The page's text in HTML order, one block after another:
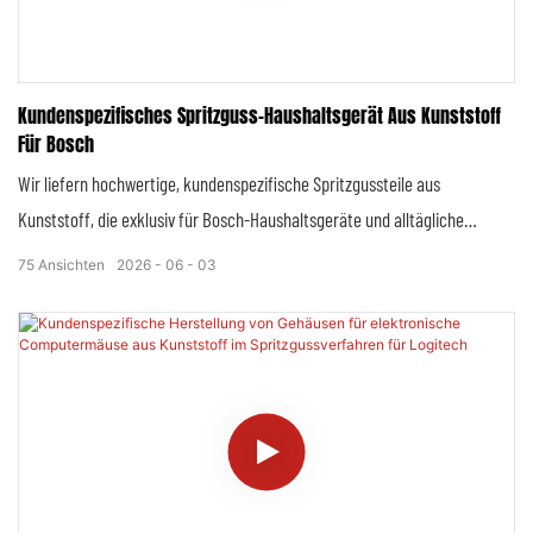
Kundenspezifisches Spritzguss-Haushaltsgerät Aus Kunststoff
Für Bosch
Wir liefern hochwertige, kundenspezifische Spritzgussteile aus
Kunststoff, die exklusiv für Bosch-Haushaltsgeräte und alltägliche
Kunststoffprodukte entwickelt wurden und die strengen globalen
2026 06 03
75 Ansichten